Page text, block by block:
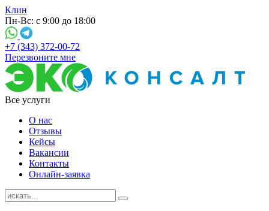
Клин
Пн-Вс: с 9:00 до 18:00
+7 (343) 372-00-72
Перезвоните мне
Все услуги
О нас
Отзывы
Кейсы
Вакансии
Контакты
Онлайн-заявка